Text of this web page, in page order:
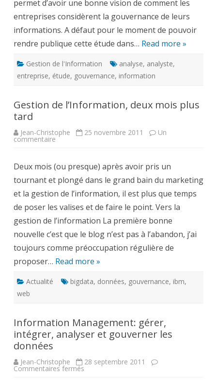
permet d’avoir une bonne vision de comment les
entreprises considèrent la gouvernance de leurs
informations. A défaut pour le moment de pouvoir
rendre publique cette étude dans… Read more »
Gestion de l'Information analyse, analyste,
entreprise, étude, gouvernance, information
Gestion de l’Information, deux mois plus
tard
Jean-Christophe 25 novembre 2011 Un
commentaire sur
deux
mois
plus
tard
Deux mois (ou presque) après avoir pris un
tournant et plongé dans le grand bain du marketing
et la gestion de l’information, il est plus que temps
de poser les valises et de faire le point. Vers la
gestion de l’information La première bonne
nouvelle c’est que le blog n’est pas à l’abandon, j’ai
toujours comme préoccupation régulière de
proposer… Read more »
Actualité bigdata, données, gouvernance, ibm,
web
Information Management: gérer,
intégrer, analyser et gouverner les
données
Jean-Christophe 28 septembre 2011
Commentaires fermés